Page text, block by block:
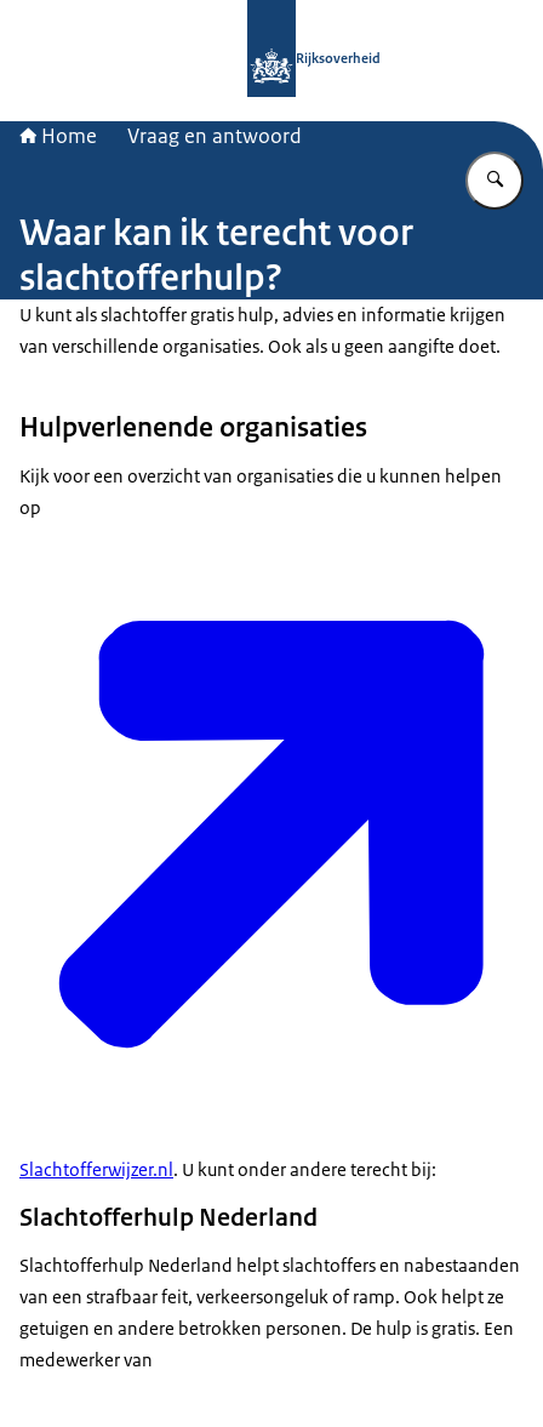
Rijksoverheid
Home Vraag en antwoord
Waar kan ik terecht voor
slachtofferhulp?
U kunt als slachtoffer gratis hulp, advies en informatie krijgen
van verschillende organisaties. Ook als u geen aangifte doet.
Hulpverlenende organisaties
Kijk voor een overzicht van organisaties die u kunnen helpen
op
Slachtofferwijzer.nl . U kunt onder andere terecht bij:
Slachtofferhulp Nederland
Slachtofferhulp Nederland helpt slachtoffers en nabestaanden
van een strafbaar feit, verkeersongeluk of ramp. Ook helpt ze
getuigen en andere betrokken personen. De hulp is gratis. Een
medewerker van